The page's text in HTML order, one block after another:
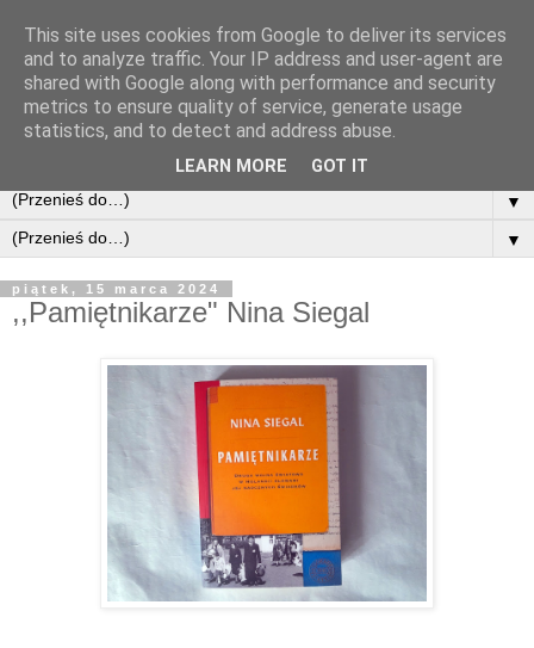
▼
▼
piątek, 15 marca 2024
,,Pamiętnikarze" Nina Siegal
This site uses cookies from Google to deliver its services
and to analyze traffic. Your IP address and user-agent are
shared with Google along with performance and security
metrics to ensure quality of service, generate usage
statistics, and to detect and address abuse.
LEARN MORE GOT IT